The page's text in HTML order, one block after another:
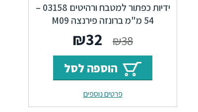
ידיות כפתור למטבח ורהיטים 03158 –
54 מ"מ ברונזה פירנצה M09
Alhambra₪38
המחיר
המקורי
היה:
₪38.
₪32
הנוכחי
הוא:
₪32.
הוספה לסל
פרטים נוספים